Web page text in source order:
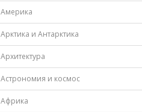
Америка
Арктика и Антарктика
Архитектура
Астрономия и космос
Африка